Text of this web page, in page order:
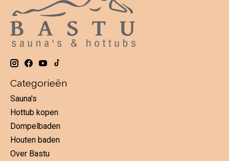
Categorieën
Sauna's
Hottub kopen
Dompelbaden
Houten baden
Over Bastu